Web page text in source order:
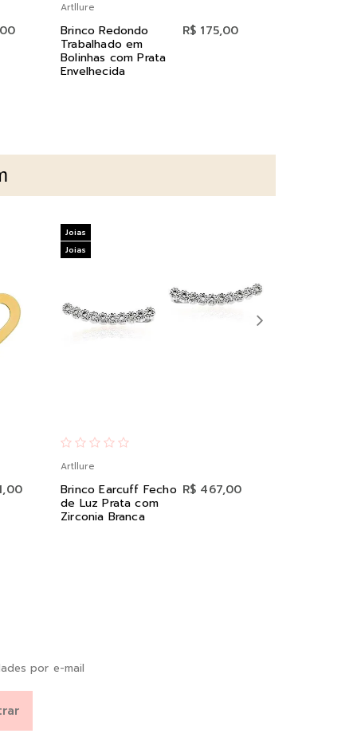
Artllure
Brinco Redondo
Trabalhado em
Bolinhas com Prata
Envelhecida
R$ 175,00
Artllure
Brinco Earcuff Fecho
de Luz Prata com
Zirconia Branca
R$ 467,00
Joias
Joias
por e-mail